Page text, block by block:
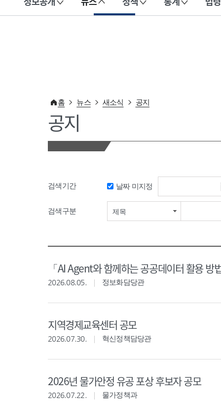
이 누리집은 대한민국 공식 전자정부 누리집입니다.
홈 뉴스 새소식 공지
공지
검색기간 날짜 미지정
검색구분 제목
「AI Agent와 함께하는 공공데이터 활용 방
2026.08.05. 정보화담당관
지역경제교육센터 공모
2026.07.30. 혁신정책담당관
2026년 물가안정 유공 포상 후보자 공모
2026.07.22. 물가정책과